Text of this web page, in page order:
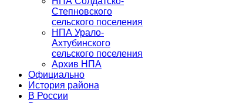
Степновского
сельского поселения
НПА Урало-
Ахтубинского
сельского поселения
Архив НПА
Официально
История района
В России